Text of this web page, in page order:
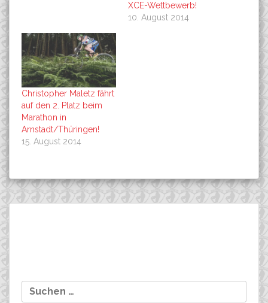
XCE-Wettbewerb!
10. August 2014
Christopher Maletz fährt
auf den 2. Platz beim
Marathon in
Arnstadt/Thüringen!
15. August 2014